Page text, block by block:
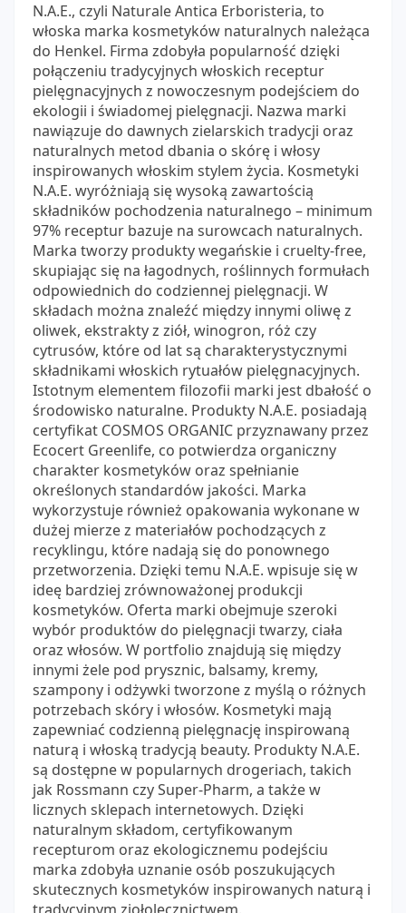
N.A.E., czyli Naturale Antica Erboristeria, to
włoska marka kosmetyków naturalnych należąca
do Henkel. Firma zdobyła popularność dzięki
połączeniu tradycyjnych włoskich receptur
pielęgnacyjnych z nowoczesnym podejściem do
ekologii i świadomej pielęgnacji. Nazwa marki
nawiązuje do dawnych zielarskich tradycji oraz
naturalnych metod dbania o skórę i włosy
inspirowanych włoskim stylem życia. Kosmetyki
N.A.E. wyróżniają się wysoką zawartością
składników pochodzenia naturalnego – minimum
97% receptur bazuje na surowcach naturalnych.
Marka tworzy produkty wegańskie i cruelty-free,
skupiając się na łagodnych, roślinnych formułach
odpowiednich do codziennej pielęgnacji. W
składach można znaleźć między innymi oliwę z
oliwek, ekstrakty z ziół, winogron, róż czy
cytrusów, które od lat są charakterystycznymi
składnikami włoskich rytuałów pielęgnacyjnych.
Istotnym elementem filozofii marki jest dbałość o
środowisko naturalne. Produkty N.A.E. posiadają
certyfikat COSMOS ORGANIC przyznawany przez
Ecocert Greenlife, co potwierdza organiczny
charakter kosmetyków oraz spełnianie
określonych standardów jakości. Marka
wykorzystuje również opakowania wykonane w
dużej mierze z materiałów pochodzących z
recyklingu, które nadają się do ponownego
przetworzenia. Dzięki temu N.A.E. wpisuje się w
ideę bardziej zrównoważonej produkcji
kosmetyków. Oferta marki obejmuje szeroki
wybór produktów do pielęgnacji twarzy, ciała
oraz włosów. W portfolio znajdują się między
innymi żele pod prysznic, balsamy, kremy,
szampony i odżywki tworzone z myślą o różnych
potrzebach skóry i włosów. Kosmetyki mają
zapewniać codzienną pielęgnację inspirowaną
naturą i włoską tradycją beauty. Produkty N.A.E.
są dostępne w popularnych drogeriach, takich
jak Rossmann czy Super-Pharm, a także w
licznych sklepach internetowych. Dzięki
naturalnym składom, certyfikowanym
recepturom oraz ekologicznemu podejściu
marka zdobyła uznanie osób poszukujących
skutecznych kosmetyków inspirowanych naturą i